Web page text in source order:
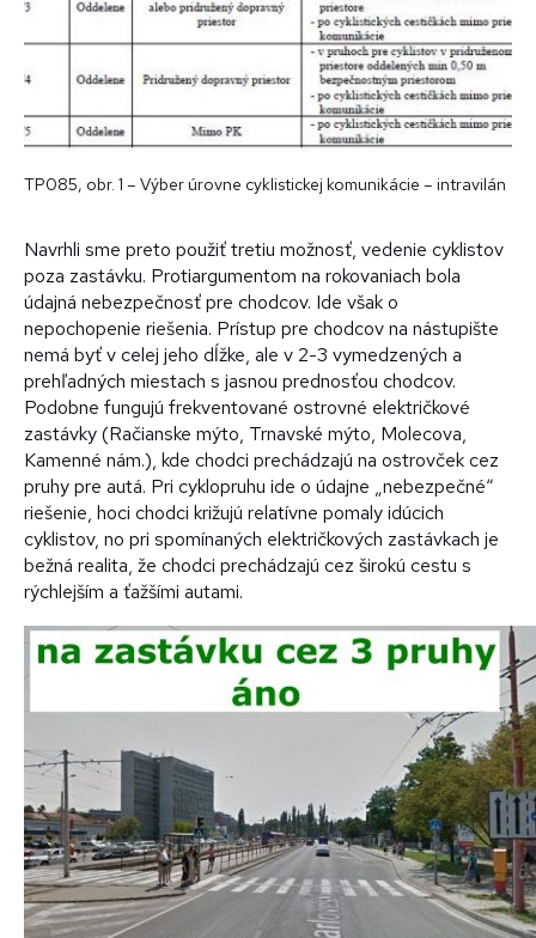
TP085, obr. 1 – Výber úrovne cyklistickej komunikácie – intravilán
Navrhli sme preto použiť tretiu možnosť, vedenie cyklistov
poza zastávku. Protiargumentom na rokovaniach bola
údajná nebezpečnosť pre chodcov. Ide však o
nepochopenie riešenia. Prístup pre chodcov na nástupište
nemá byť v celej jeho dĺžke, ale v 2-3 vymedzených a
prehľadných miestach s jasnou prednosťou chodcov.
Podobne fungujú frekventované ostrovné električkové
zastávky (Račianske mýto, Trnavské mýto, Molecova,
Kamenné nám.), kde chodci prechádzajú na ostrovček cez
pruhy pre autá. Pri cyklopruhu ide o údajne „nebezpečné“
riešenie, hoci chodci križujú relatívne pomaly idúcich
cyklistov, no pri spomínaných električkových zastávkach je
bežná realita, že chodci prechádzajú cez širokú cestu s
rýchlejším a ťažšími autami.